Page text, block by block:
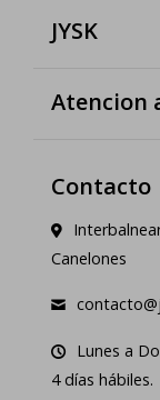
JYSK
Atencion
Contacto
Canelones
Lunes a
4 días hábiles.